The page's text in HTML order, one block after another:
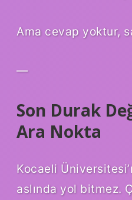
Ama cevap yoktur,
—
Son Durak
Ara Nokta
Kocaeli
aslında yol bitmez.